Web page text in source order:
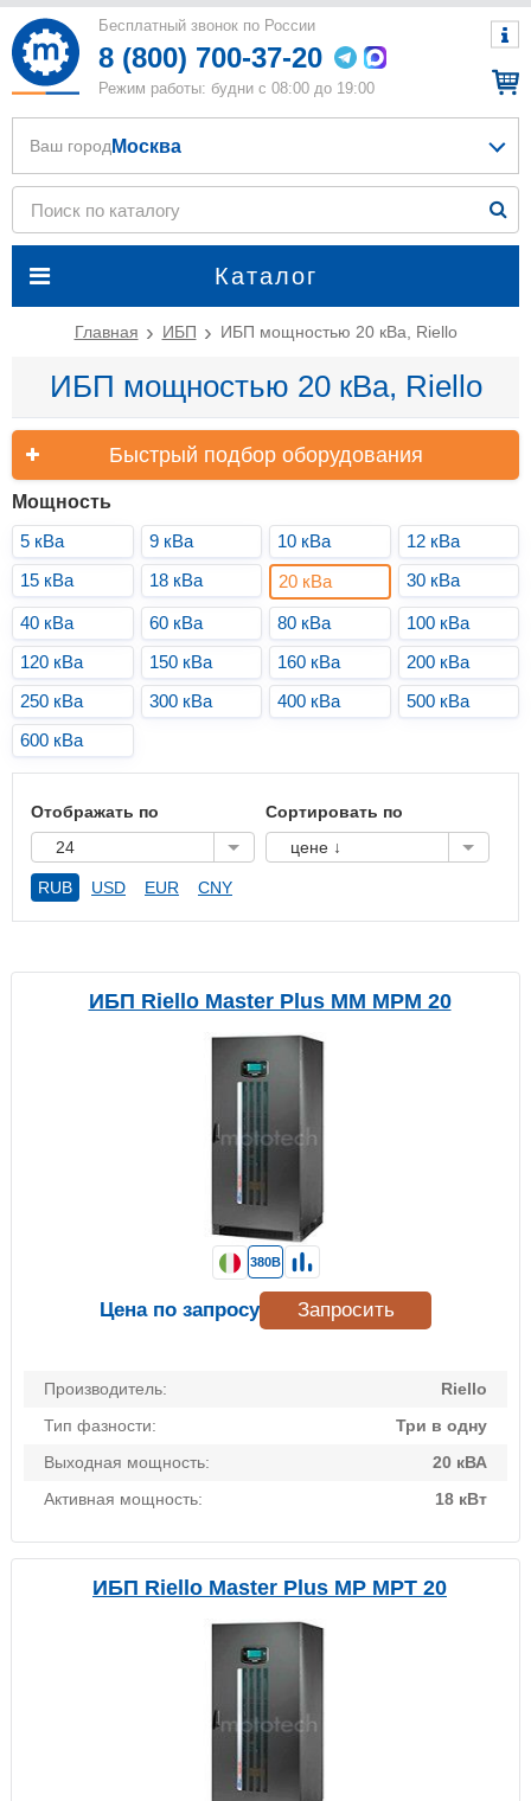
Бесплатный звонок по России
8 (800) 700-37-20
Режим работы: будни с 08:00 до 19:00
Каталог
Ваш город Москва
Главная ИБП ИБП мощностью 20 кВа, Riello
ИБП мощностью 20 кВа, Riello
Быстрый подбор оборудования
Мощность
5 кВа
9 кВа 10 кВа
12 кВа
15 кВа
18 кВа 20 кВа 30 кВа
40 кВа 60 кВа 80 кВа
100 кВа
120 кВа
150 кВа 160 кВа
200 кВа
250 кВа
300 кВа 400 кВа
500 кВа
600 кВа
Отображать по
24
Сортировать по
цене ↓
RUB USD EUR CNY
ИБП Riello Master Plus MM MPM 20
Производитель:
Riello
Тип фазности:
Три в одну
Выходная мощность:
20 кВА
Активная мощность:
18 кВт
380В
Цена по запросу Запросить
ИБП Riello Master Plus MP MPT 20